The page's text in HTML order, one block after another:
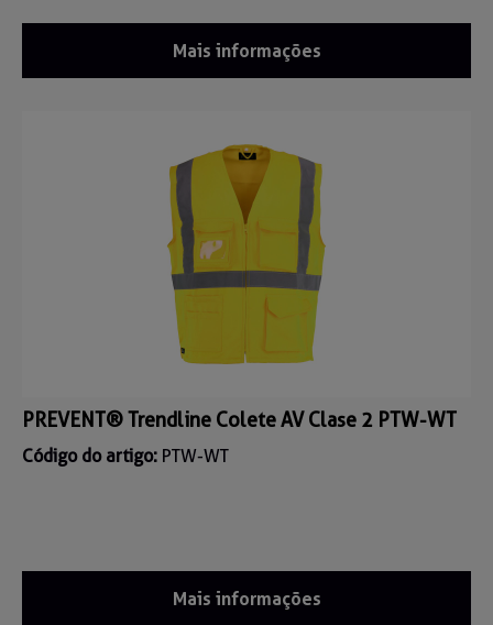
Mais informações
PREVENT® Trendline Colete AV Clase 2 PTW-WT
Código do artigo: PTW-WT
Mais informações